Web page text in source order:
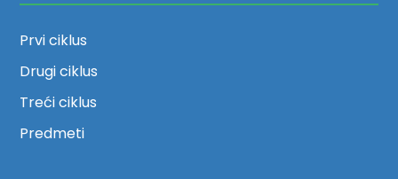
Prvi ciklus
Drugi ciklus
Treći ciklus
Predmeti